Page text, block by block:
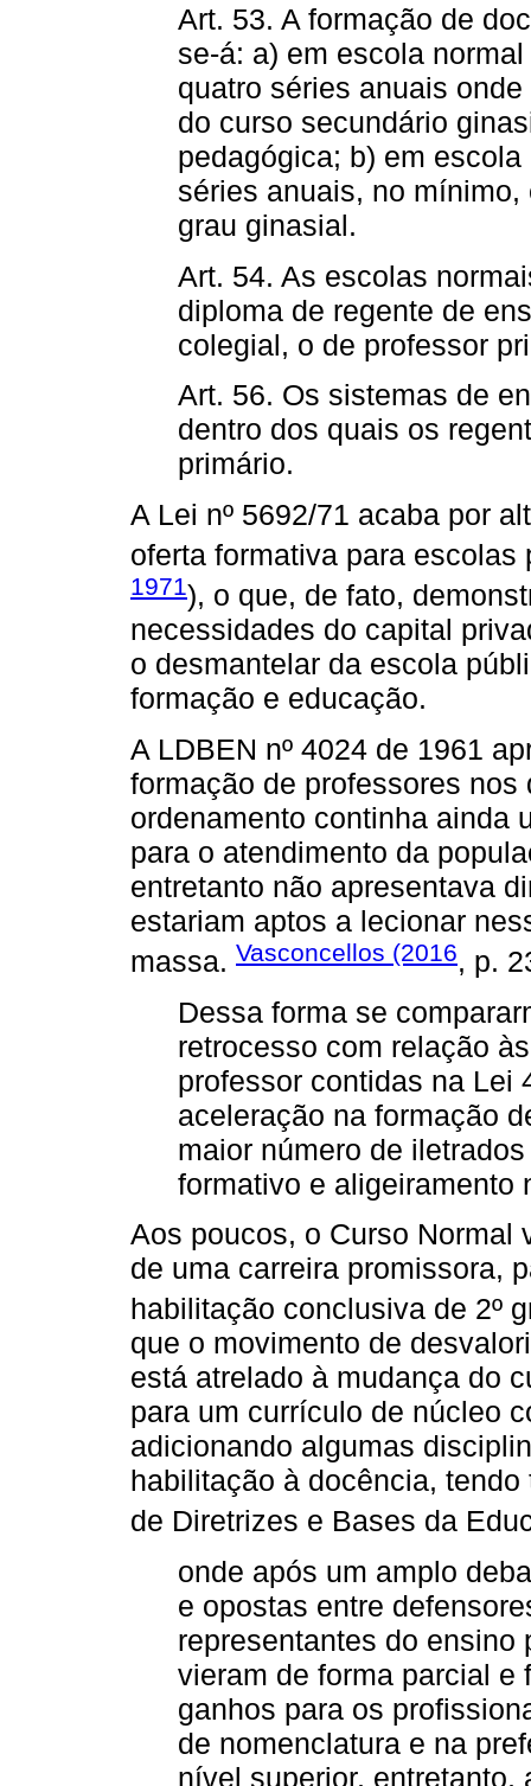
Art. 53. A formação de
se-á: a) em escola
quatro séries anuais
do curso secundário
pedagógica; b) em
séries anuais, no
grau ginasial.
Art. 54. As escolas
diploma de regente de
colegial, o de professor
Art. 56. Os sistemas de
dentro dos quais os
primário.
A Lei nº 5692/71 acaba por
oferta formativa para
1971), o que, de fato,
necessidades do capital
o desmantelar da escola
formação e educação.
A LDBEN nº 4024 de 1961
formação de professores
ordenamento continha ainda
para o atendimento da
entretanto não apresentava
estariam aptos a lecionar
massa. Vasconcellos (2016, p.
Dessa forma se
retrocesso com relação
professor contidas na Lei
aceleração na formação
maior número de
formativo e aligeiramento
Aos poucos, o Curso Normal
de uma carreira promissora,
habilitação conclusiva de 2º
que o movimento de
está atrelado à mudança do
para um currículo de núcleo
adicionando algumas
habilitação à docência,
de Diretrizes e Bases da
onde após um amplo
e opostas entre
representantes do
vieram de forma parcial e
ganhos para os
de nomenclatura e na
nível superior,